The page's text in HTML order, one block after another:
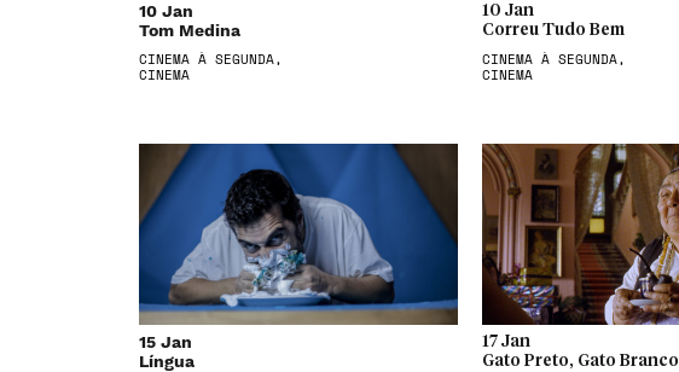
10 Jan
Tom Medina
CINEMA À SEGUNDA,
CINEMA
10 Jan
Correu Tudo Bem
CINEMA À SEGUNDA,
CINEMA
15 Jan
Língua
17 Jan
Gato Preto, Gato Branco